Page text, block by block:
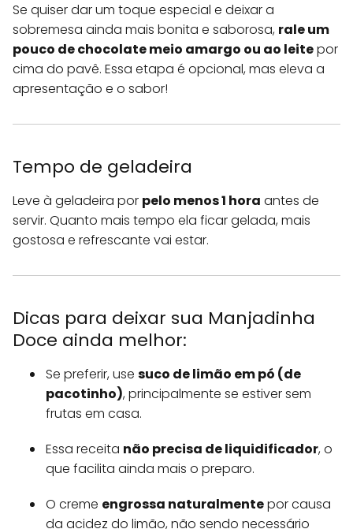
Se quiser dar um toque especial e deixar a
sobremesa ainda mais bonita e saborosa, rale um
pouco de chocolate meio amargo ou ao leitepor
cima do pavê. Essa etapa é opcional, mas eleva a
apresentação e o sabor!
Tempo de geladeira
Leve à geladeira por pelo menos 1 hora antes de
servir. Quanto mais tempo ela ficar gelada, mais
gostosa e refrescante vai estar.
Dicas para deixar sua Manjadinha
Doce ainda melhor:
Se preferir, use suco de limão em pó (de
pacotinho), principalmente se estiver sem
frutas em casa.
Essa receita não precisa de liquidificador, o
que facilita ainda mais o preparo.
O creme engrossa naturalmentepor causa
da acidez do limão, não sendo necessário